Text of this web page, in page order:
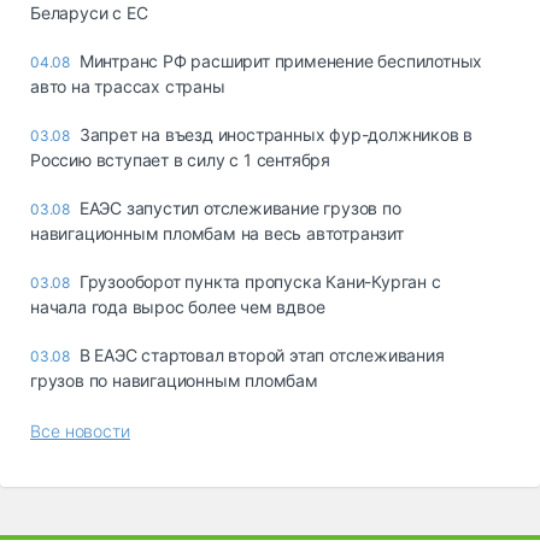
Беларуси с ЕС
04.08 Минтранс РФ расширит применение беспилотных
авто на трассах страны
03.08 Запрет на въезд иностранных фур-должников в
Россию вступает в силу с 1 сентября
03.08 ЕАЭС запустил отслеживание грузов по
навигационным пломбам на весь автотранзит
03.08 Грузооборот пункта пропуска Кани-Курган с
начала года вырос более чем вдвое
03.08 В ЕАЭС стартовал второй этап отслеживания
грузов по навигационным пломбам
Все новости